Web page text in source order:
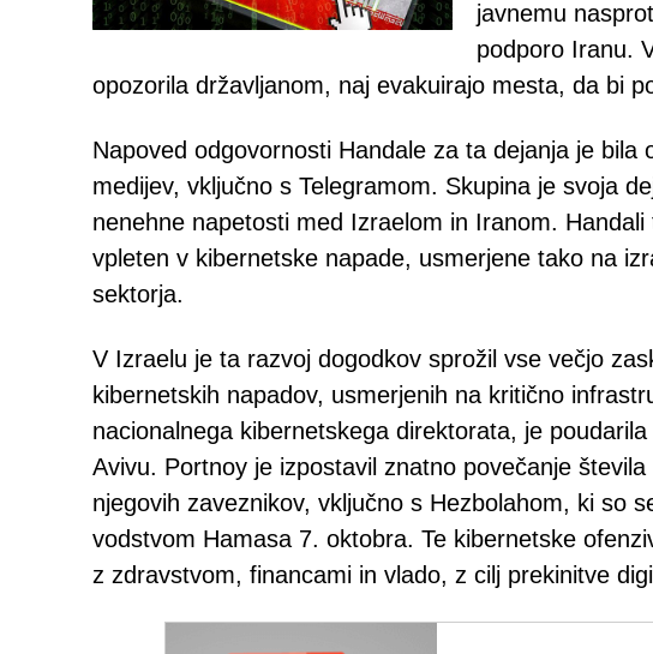
javnemu
podporo Iranu.
opozorila državljanom, naj evakuirajo mesta, da bi
Napoved odgovornosti Handale za ta dejanja je
medijev, vključno s Telegramom. Skupina je svoja
nenehne napetosti med Izraelom in Iranom.
vpleten v kibernetske napade, usmerjene tako na
sektorja.
V Izraelu je ta razvoj dogodkov sprožil vse večjo
kibernetskih napadov, usmerjenih na kritično
nacionalnega kibernetskega direktorata, je
Avivu. Portnoy je izpostavil znatno povečanje
njegovih zaveznikov, vključno s Hezbolahom, ki so
vodstvom Hamasa 7. oktobra. Te kibernetske
z zdravstvom, financami in vlado, z cilj prekinitve